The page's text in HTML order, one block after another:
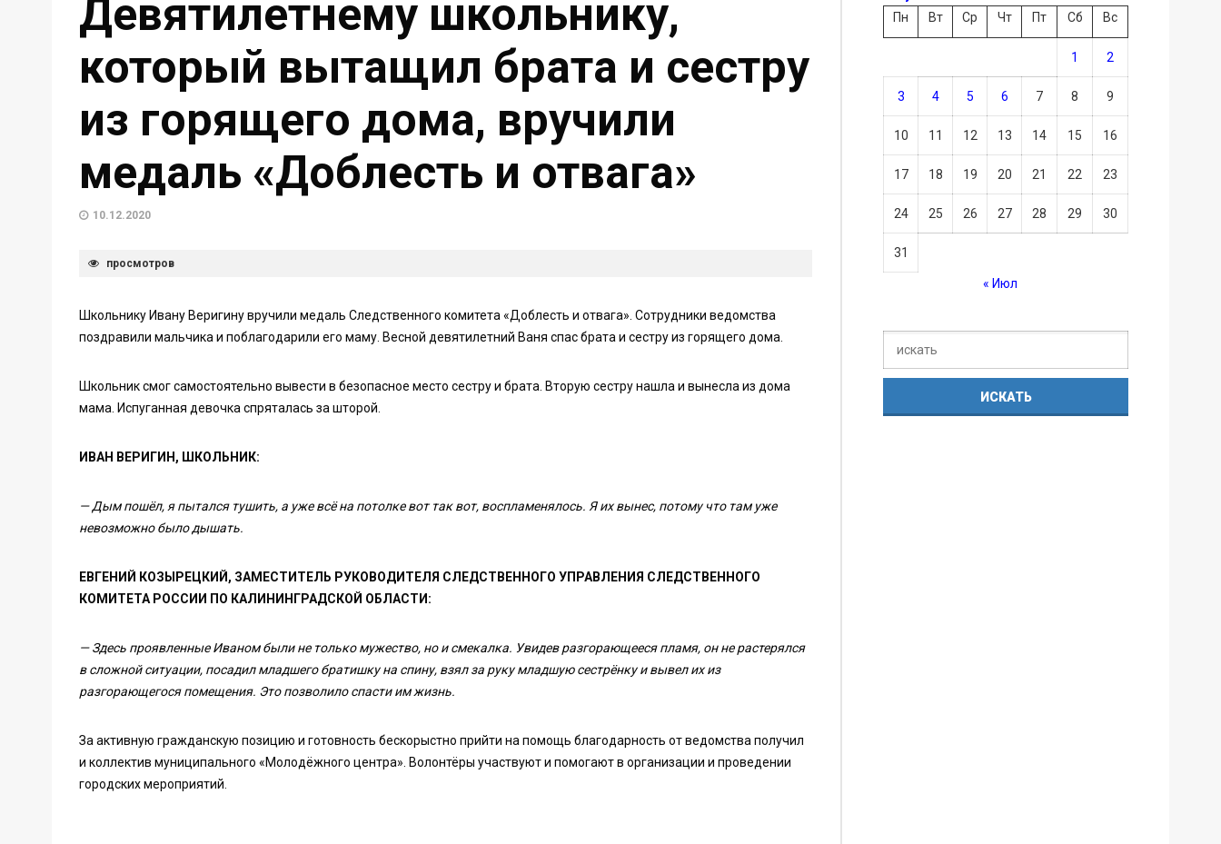
Девятилетнему школьнику,
который вытащил брата и сестру
из горящего дома, вручили
медаль «Доблесть и отвага»
10.12.2020
просмотров
Школьнику Ивану Веригину вручили медаль Следственного комитета «Доблесть и отвага». Сотрудники ведомства
поздравили мальчика и поблагодарили его маму. Весной девятилетний Ваня спас брата и сестру из горящего дома.
Школьник смог самостоятельно вывести в безопасное место сестру и брата. Вторую сестру нашла и вынесла из дома
мама. Испуганная девочка спряталась за шторой.
ИВАН ВЕРИГИН, ШКОЛЬНИК:
— Дым пошёл, я пытался тушить, а уже всё на потолке вот так вот, воспламенялось. Я их вынес, потому что там уже
невозможно было дышать.
ЕВГЕНИЙ КОЗЫРЕЦКИЙ, ЗАМЕСТИТЕЛЬ РУКОВОДИТЕЛЯ СЛЕДСТВЕННОГО УПРАВЛЕНИЯ СЛЕДСТВЕННОГО
КОМИТЕТА РОССИИ ПО КАЛИНИНГРАДСКОЙ ОБЛАСТИ:
— Здесь проявленные Иваном были не только мужество, но и смекалка. Увидев разгорающееся пламя, он не растерялся
в сложной ситуации, посадил младшего братишку на спину, взял за руку младшую сестрёнку и вывел их из
разгорающегося помещения. Это позволило спасти им жизнь.
За активную гражданскую позицию и готовность бескорыстно прийти на помощь благодарность от ведомства получил
и коллектив муниципального «Молодёжного центра». Волонтёры участвуют и помогают в организации и проведении
городских мероприятий.
Пн
Вт Ср Чт Пт Сб Вс
1 2
3 4 5 6 7 8 9
10 11 12 13 14 15 16
17 18 19 20 21 22 23
24 25 26 27 28 29 30
31
« Июл